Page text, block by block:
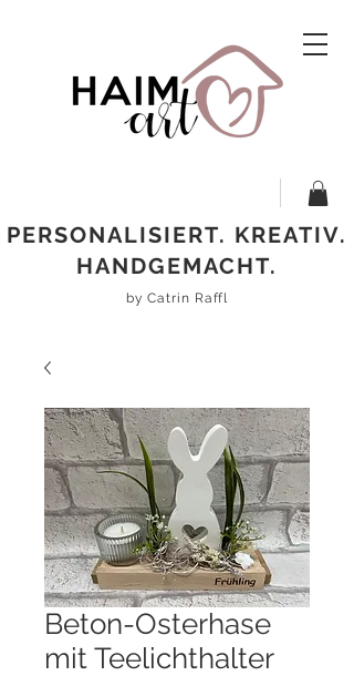
PERSONALISIERT. KREATIV.
HANDGEMACHT.
by Catrin Raffl
Beton-Osterhase
mit Teelichthalter